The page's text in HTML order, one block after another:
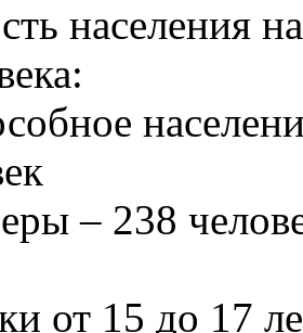
населения
– 238
от 15 до 17